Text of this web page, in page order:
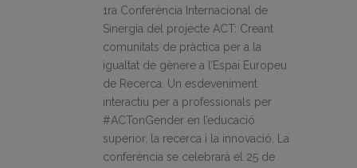
1ra Conferència Internacional de
Sinergia del projecte ACT: Creant
comunitats de pràctica per a la
igualtat de gènere a l’Espai Europeu
de Recerca. Un esdeveniment
interactiu per a professionals per
#ACTonGender en l’educació
superior, la recerca i la innovació. La
conferència se celebrarà el 25 de